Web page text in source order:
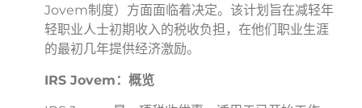
Jovem制度）方面面临着决定。该计划旨在减轻年
轻职业人士初期收入的税收负担，在他们职业生涯
的最初几年提供经济激励。
IRS Jovem：概览